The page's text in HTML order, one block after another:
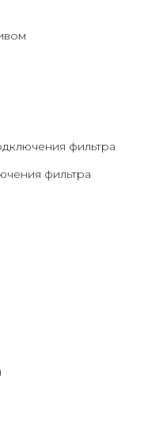
фильтра
фильтра